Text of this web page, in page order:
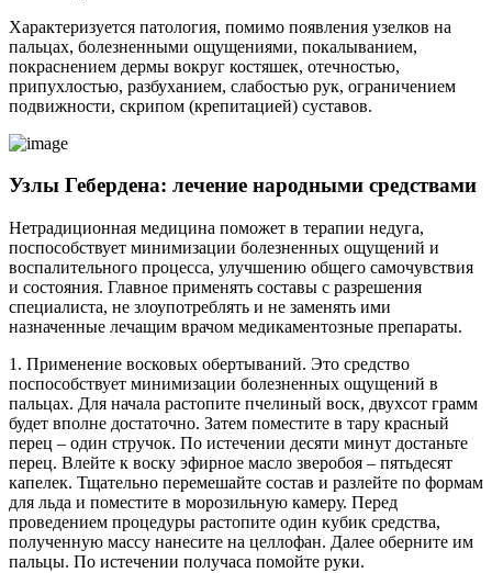
Характеризуется патология, помимо появления узелков на
пальцах, болезненными ощущениями, покалыванием,
покраснением дермы вокруг костяшек, отечностью,
припухлостью, разбуханием, слабостью рук, ограничением
подвижности, скрипом (крепитацией) суставов.
Узлы Гебердена: лечение народными средствами
Нетрадиционная медицина поможет в терапии недуга,
поспособствует минимизации болезненных ощущений и
воспалительного процесса, улучшению общего самочувствия
и состояния. Главное применять составы с разрешения
специалиста, не злоупотреблять и не заменять ими
назначенные лечащим врачом медикаментозные препараты.
1. Применение восковых обертываний. Это средство
поспособствует минимизации болезненных ощущений в
пальцах. Для начала растопите пчелиный воск, двухсот грамм
будет вполне достаточно. Затем поместите в тару красный
перец – один стручок. По истечении десяти минут достаньте
перец. Влейте к воску эфирное масло зверобоя – пятьдесят
капелек. Тщательно перемешайте состав и разлейте по формам
для льда и поместите в морозильную камеру. Перед
проведением процедуры растопите один кубик средства,
полученную массу нанесите на целлофан. Далее оберните им
пальцы. По истечении получаса помойте руки.